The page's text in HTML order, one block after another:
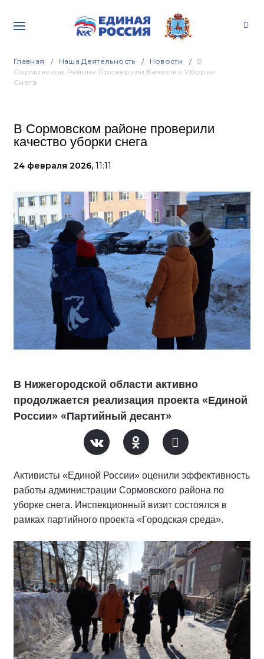
Главная Наша Деятельность Новости
В
Сормовском Районе Проверили Качество Уборки
Снега
В Сормовском районе проверили
качество уборки снега
24 февраля 2026, 11:11
В Нижегородской области активно
продолжается реализация проекта «Единой
России» «Партийный десант»
Активисты «Единой России» оценили эффективность
работы администрации Сормовского района по
уборке снега. Инспекционный визит состоялся в
рамках партийного проекта «Городская среда».